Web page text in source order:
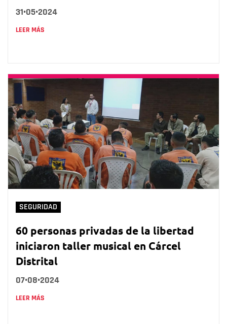
31•05•2024
LEER MÁS
SEGURIDAD
60 personas privadas de la libertad
iniciaron taller musical en Cárcel
Distrital
07•08•2024
LEER MÁS